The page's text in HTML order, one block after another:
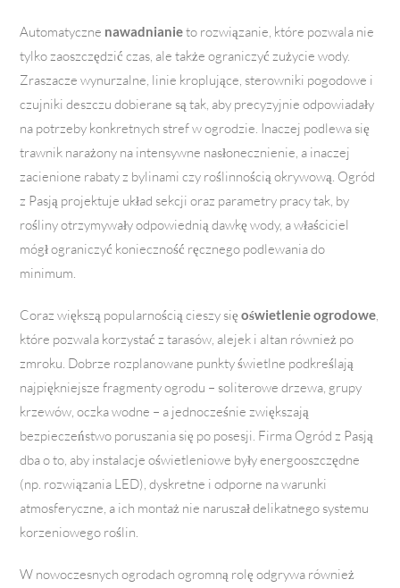
Automatyczne nawadnianieto rozwiązanie, które pozwala nie
tylko zaoszczędzić czas, ale także ograniczyć zużycie wody.
Zraszacze wynurzalne, linie kroplujące, sterowniki pogodowe i
czujniki deszczu dobierane są tak, aby precyzyjnie odpowiadały
na potrzeby konkretnych stref w ogrodzie. Inaczej podlewa się
trawnik narażony na intensywne nasłonecznienie, a inaczej
zacienione rabaty z bylinami czy roślinnością okrywową. Ogród
z Pasją projektuje układ sekcji oraz parametry pracy tak, by
rośliny otrzymywały odpowiednią dawkę wody, a właściciel
mógł ograniczyć konieczność ręcznego podlewania do
minimum.
Coraz większą popularnością cieszy sięoświetlenie ogrodowe,
które pozwala korzystać z tarasów, alejek i altan również po
zmroku. Dobrze rozplanowane punkty świetlne podkreślają
najpiękniejsze fragmenty ogrodu – soliterowe drzewa, grupy
krzewów, oczka wodne – a jednocześnie zwiększają
bezpieczeństwo poruszania się po posesji. Firma Ogród z Pasją
dba o to, aby instalacje oświetleniowe były energooszczędne
(np. rozwiązania LED), dyskretne i odporne na warunki
atmosferyczne, a ich montaż nie naruszał delikatnego systemu
korzeniowego roślin.
W nowoczesnych ogrodach ogromną rolę odgrywa również